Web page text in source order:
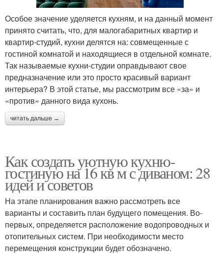
Особое значение уделяется кухням, и на данный момент
принято считать, что, для малогабаритных квартир и
квартир-студий, кухни делятся на: совмещенные с
гостиной комнатой и находящиеся в отдельной комнате.
Так называемые кухни-студии оправдывают свое
предназначение или это просто красивый вариант
интерьера? В этой статье, мы рассмотрим все «за» и
«против» данного вида кухонь.
читать дальше →
Как создать уютную кухню-
гостиную на 16 кв м с диваном: 28
идей и советов
На этапе планирования важно рассмотреть все
варианты и составить план будущего помещения. Во-
первых, определяется расположение водопроводных и
отопительных систем. При необходимости место
перемещения конструкции будет обозначено.